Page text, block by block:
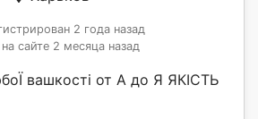
2 года назад
сайте 2 месяца назад
вашкості от А до Я ЯКІСТЬ